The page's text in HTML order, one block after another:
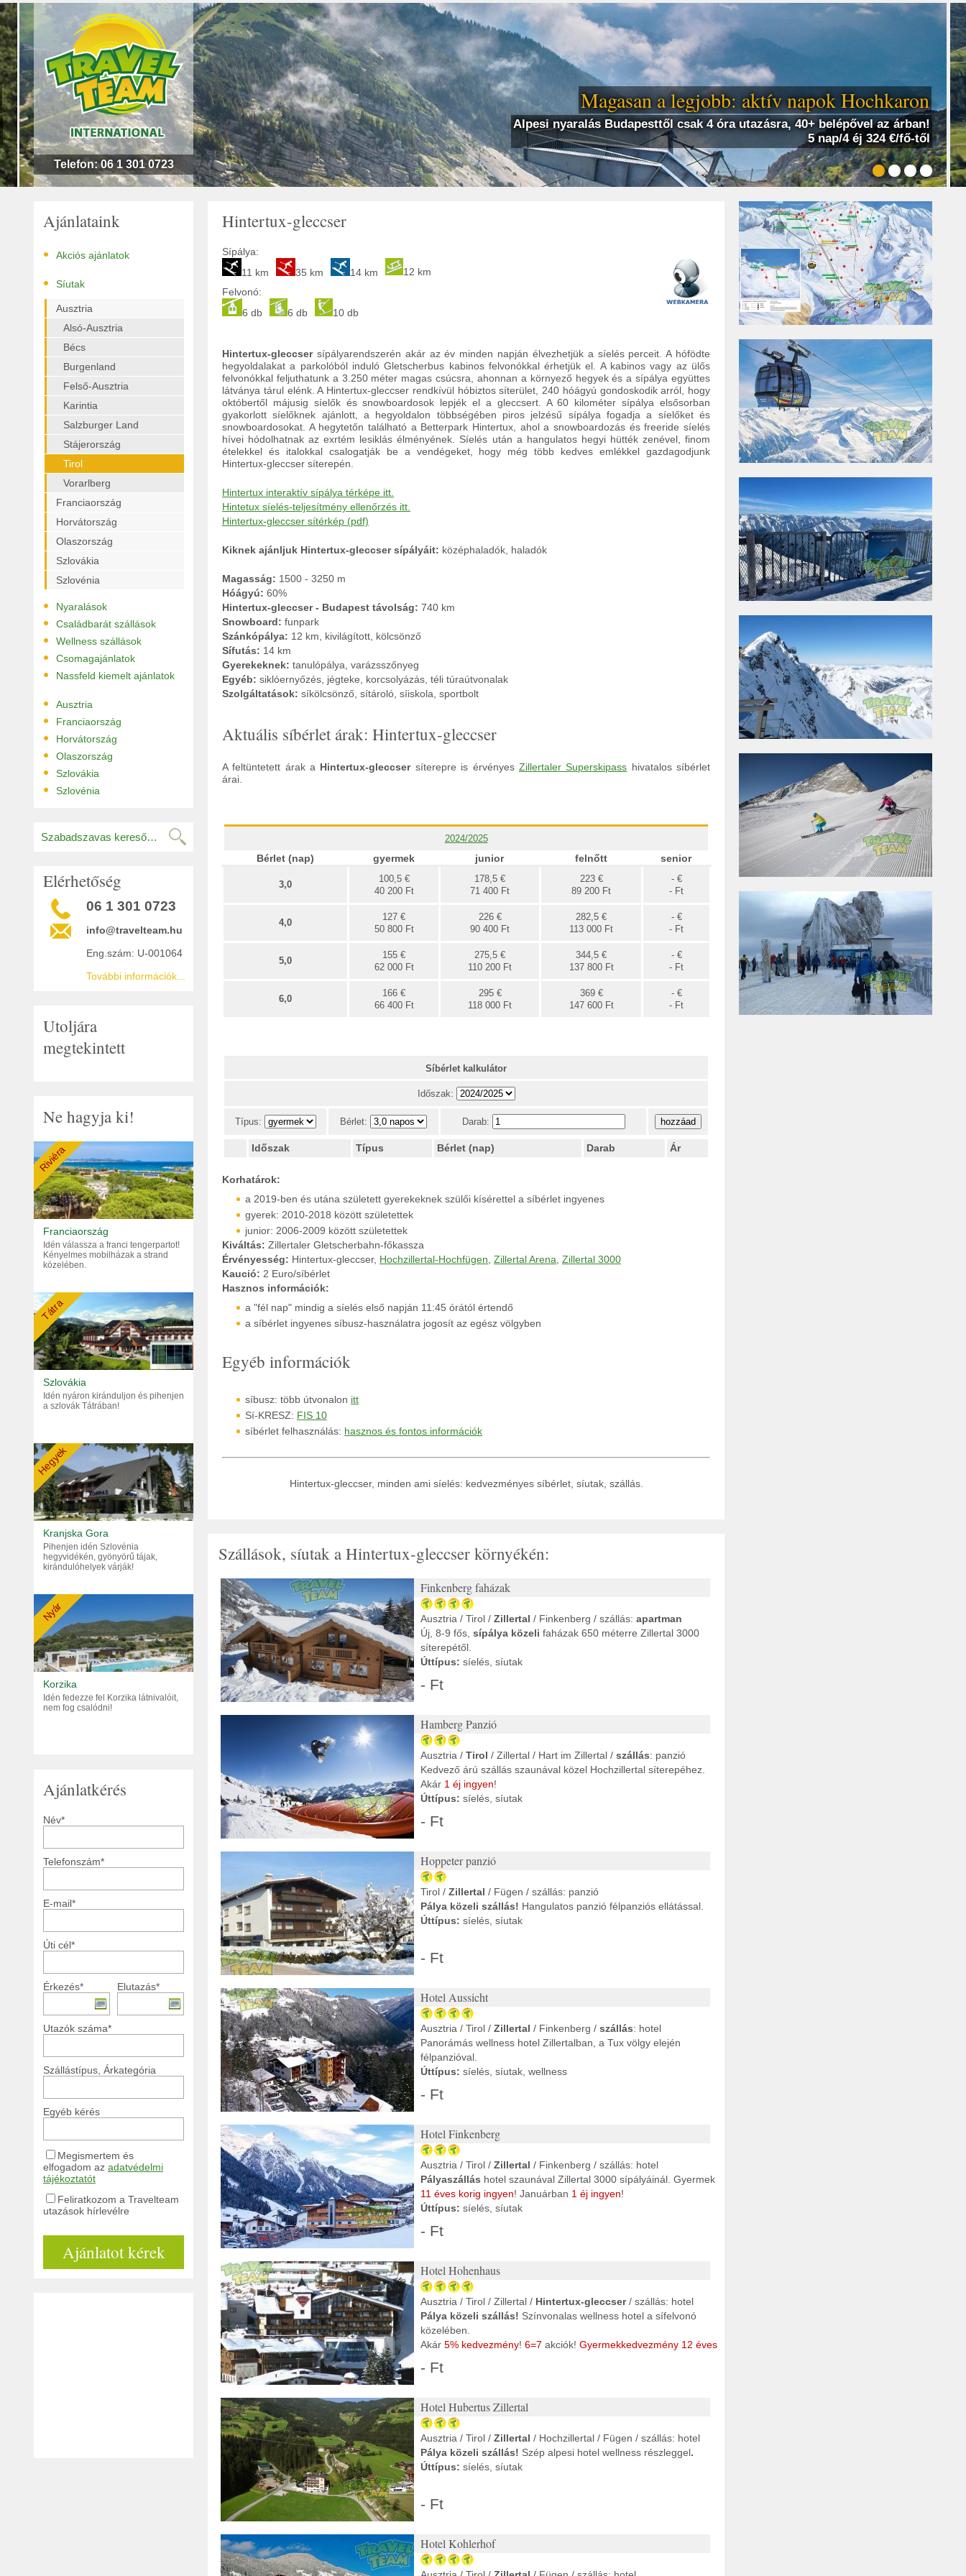
Magasan a legjobb: aktív napok Hochkaron
Alpesi nyaralás Budapesttől csak 4 óra utazásra, 40+ belépővel az árban!
5 nap/4 éj 324 €/fő-től
Telefon: 06 1 301 0723
Ajánlataink
• Akciós ajánlatok
• Síutak
Ausztria
Alsó-Ausztria
Bécs
Burgenland
Felső-Ausztria
Karintia
Salzburger Land
Stájerország
Tirol
Vorarlberg
Franciaország
Horvátország
Olaszország
Szlovákia
Szlovénia
• Nyaralások
• Családbarát szállások
• Wellness szállások
• Csomagajánlatok
• Nassfeld kiemelt ajánlatok
• Ausztria
• Franciaország
• Horvátország
• Olaszország
• Szlovákia
• Szlovénia
Elérhetőség
06 1 301 0723
info@travelteam.hu
Eng.szám: U-001064
További információk...
Utoljára
megtekintett
Ne hagyja ki!
Riviéra
Franciaország
Idén válassza a franci tengerpartot!
Kényelmes mobilházak a strand
közelében.
Tátra
Szlovákia
Idén nyáron kiránduljon és pihenjen
a szlovák Tátrában!
Hegyek
Kranjska Gora
Pihenjen idén Szlovénia
hegyvidékén, gyönyörű tájak,
kirándulóhelyek várják!
Nyár
Korzika
Idén fedezze fel Korzika látnivalóit,
nem fog csalódni!
Ajánlatkérés
Név*
Telefonszám*
E-mail*
Úti cél*
Érkezés* Elutazás*
Utazók száma*
Szállástípus, Árkategória
Egyéb kérés
Megismertem és
elfogadom az adatvédelmi
tájékoztatót
Feliratkozom a Travelteam
utazások hírlevélre
Ajánlatot kérek
Hintertux-gleccser
Sípálya:
11 km
35 km 14 km
12 km
Felvonó:
6 db
6 db 10 db
Hintertux-gleccsersípályarendszerén akár az év minden napján élvezhetjük a síelés perceit. A hófödte
hegyoldalakat a parkolóból induló Gletscherbus kabinos felvonókkal érhetjük el. A kabinos vagy az ülős
felvonókkal feljuthatunk a 3.250 méter magas csúcsra, ahonnan a környező hegyek és a sípálya együttes
látványa tárul elénk. A Hintertux-gleccser rendkívül hóbiztos síterület, 240 hóágyú gondoskodik arról, hogy
októbertől májusig síelők és snowboardosok lepjék el a gleccsert. A 60 kilométer sípálya elsősorban
gyakorlott síelőknek ajánlott, a hegyoldalon többségében piros jelzésű sípálya fogadja a síelőket és
snowboardosokat. A hegytetőn található a Betterpark Hintertux, ahol a snowboardozás és freeride síelés
hívei hódolhatnak az exrtém lesiklás élményének. Síelés után a hangulatos hegyi hütték zenével, finom
ételekkel és italokkal csalogatják be a vendégeket, hogy még több kedves emlékkel gazdagodjunk
Hintertux-gleccser síterepén.
Hintertux interaktív sípálya térképe itt.
Hintetux síelés-teljesítmény ellenőrzés itt.
Hintertux-gleccser sítérkép (pdf)
Kiknek ajánljuk Hintertux-gleccser sípályáit: középhaladók, haladók
Magasság: 1500 - 3250 m
Hóágyú: 60%
Hintertux-gleccser - Budapest távolság: 740 km
Snowboard: funpark
Szánkópálya: 12 km, kivilágított, kölcsönző
Sífutás: 14 km
Gyerekeknek: tanulópálya, varázsszőnyeg
Egyéb: siklóernyőzés, jégteke, korcsolyázás, téli túraútvonalak
Szolgáltatások: síkölcsönző, sítároló, síiskola, sportbolt
Aktuális síbérlet árak: Hintertux-gleccser
A feltüntetett árak a Hintertux-gleccsersíterepre is érvényes Zillertaler Superskipass hivatalos síbérlet
árai.
2024/2025
Bérlet (nap) gyermek junior felnőtt senior
3,0
100,5 €
40 200 Ft
178,5 €
71 400 Ft
223 €
89 200 Ft
- €
- Ft
4,0
127 €
50 800 Ft
226 €
90 400 Ft
282,5 €
113 000 Ft
- €
- Ft
5,0
155 €
62 000 Ft
275,5 €
110 200 Ft
344,5 €
137 800 Ft
- €
- Ft
6,0
166 €
66 400 Ft
295 €
118 000 Ft
369 €
147 600 Ft
- €
- Ft
Síbérlet kalkulátor
Időszak:
Típus: Bérlet: Darab:
Időszak Típus Bérlet (nap) Darab Ár
Korhatárok:
a 2019-ben és utána született gyerekeknek szülői kísérettel a síbérlet ingyenes
gyerek: 2010-2018 között születettek
junior: 2006-2009 között születettek
Kiváltás: Zillertaler Gletscherbahn-főkassza
Érvényesség: Hintertux-gleccser, Hochzillertal-Hochfügen Zillertal Arena Zillertal 3000
Kaució: 2 Euro/síbérlet
Hasznos információk:
a "fél nap" mindig a síelés első napján 11:45 órától értendő
a síbérlet ingyenes síbusz-használatra jogosít az egész völgyben
Egyéb információk
síbusz: több útvonalon itt
Sí-KRESZ: FIS 10
síbérlet felhasználás: hasznos és fontos információk
Hintertux-gleccser, minden ami síelés: kedvezményes síbérlet, síutak, szállás.
Szállások, síutak a Hintertux-gleccser környékén:
Finkenberg faházak
Ausztria / Tirol / Zillertal / Finkenberg / szállás: apartman
Új, 8-9 fős, sípálya közeli faházak 650 méterre Zillertal 3000
síterepétől.
Úttípus: síelés, síutak
- Ft
Hamberg Panzió
Ausztria / Tirol / Zillertal / Hart im Zillertal / szállás: panzió
Kedvező árú szállás szaunával közel Hochzillertal síterepéhez.
Akár 1 éj ingyen!
Úttípus: síelés, síutak
- Ft
Hoppeter panzió
Tirol / Zillertal / Fügen / szállás: panzió
Pálya közeli szállás! Hangulatos panzió félpanziós ellátással.
Úttípus: síelés, síutak
- Ft
Hotel Aussicht
Ausztria / Tirol / Zillertal / Finkenberg / szállás: hotel
Panorámás wellness hotel Zillertalban, a Tux völgy elején
félpanzióval.
Úttípus: síelés, síutak, wellness
- Ft
Hotel Finkenberg
Ausztria / Tirol / Zillertal / Finkenberg / szállás: hotel
Pályaszállás hotel szaunával Zillertal 3000 sípályáinál. Gyermek
11 éves korig ingyen! Januárban 1 éj ingyen!
Úttípus: síelés, síutak
- Ft
Hotel Hohenhaus
Ausztria / Tirol / Zillertal / Hintertux-gleccser/ szállás: hotel
Pálya közeli szállás! Színvonalas wellness hotel a sífelvonó
közelében.
Akár 5% kedvezmény! 6=7 akciók! Gyermekkedvezmény 12 éves
Úttípus:
- Ft
Hotel Hubertus Zillertal
Ausztria / Tirol / Zillertal / Hochzillertal / Fügen / szállás: hotel
Pálya közeli szállás! Szép alpesi hotel wellness részleggel.
Úttípus: síelés, síutak
- Ft
Hotel Kohlerhof